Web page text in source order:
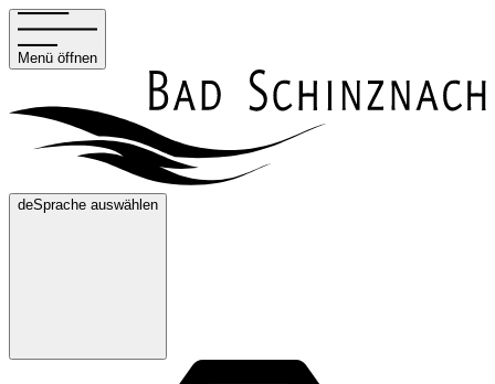
Menü öffnen
deSprache auswählen